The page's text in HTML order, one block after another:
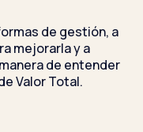
de gestión, a
mejorarla y a
de entender
Valor Total.